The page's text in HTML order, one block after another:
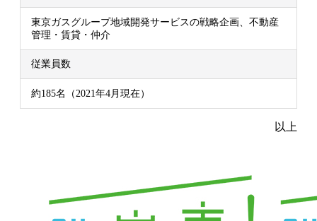
東京ガスグループ地域開発サービスの戦略企画、不動産
管理・賃貸・仲介
従業員数
約185名（2021年4月現在）
以上